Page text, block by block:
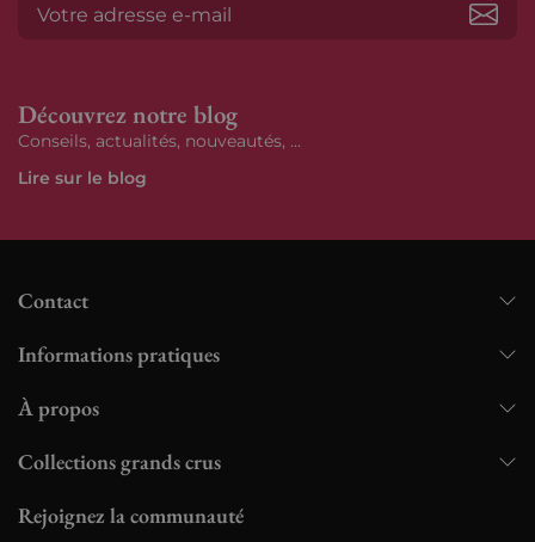
Découvrez notre blog
Conseils, actualités, nouveautés, ...
Lire sur le blog
Contact
Informations pratiques
À propos
Collections grands crus
Rejoignez la communauté